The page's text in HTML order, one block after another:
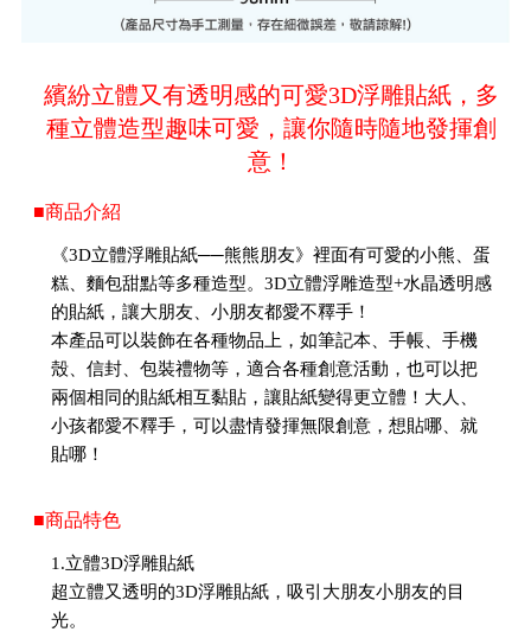
繽紛立體又有透明感的可愛3D浮雕貼紙，多
種立體造型趣味可愛，讓你隨時隨地發揮創
意！
■商品介紹
《3D立體浮雕貼紙──熊熊朋友》裡面有可愛的小熊、蛋
糕、麵包甜點等多種造型。3D立體浮雕造型+水晶透明感
的貼紙，讓大朋友、小朋友都愛不釋手！
本產品可以裝飾在各種物品上，如筆記本、手帳、手機
殼、信封、包裝禮物等，適合各種創意活動，也可以把
兩個相同的貼紙相互黏貼，讓貼紙變得更立體！大人、
小孩都愛不釋手，可以盡情發揮無限創意，想貼哪、就
貼哪！
■商品特色
1.立體3D浮雕貼紙
超立體又透明的3D浮雕貼紙，吸引大朋友小朋友的目
光。